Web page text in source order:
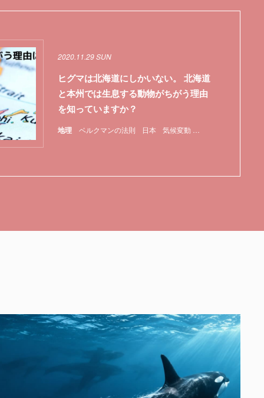
地理 ベルクマンの法則 日本 気候変動
2020.11.29 SUN
ヒグマは北海道にしかいない。 北海道
と本州では生息する動物がちがう理由
を知っていますか？